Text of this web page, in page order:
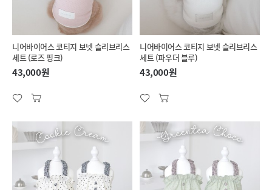
니어바이어스 코티지 보넷 슬리브리스
세트 (로즈 핑크)
43,000원
니어바이어스 코티지 보넷 슬리브리스
세트 (파우더 블루)
43,000원